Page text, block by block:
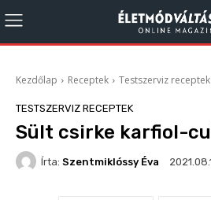
Kezdőlap Receptek Testszerviz receptek
TESTSZERVIZ RECEPTEK
Sült csirke karfiol-
Írta: Szentmiklóssy Éva